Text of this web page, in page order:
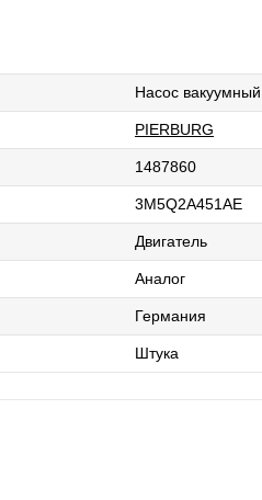
Насос вакуумный
PIERBURG
1487860
3M5Q2A451AE
Двигатель
Аналог
Германия
Штука